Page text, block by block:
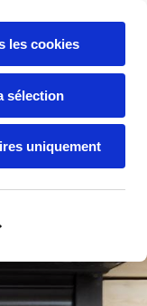
les cookies
sélection
uniquement
00 00
Contact